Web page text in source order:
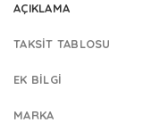
AÇIKLAMA
TAKSIT TABLOSU
EK BILGI
MARKA